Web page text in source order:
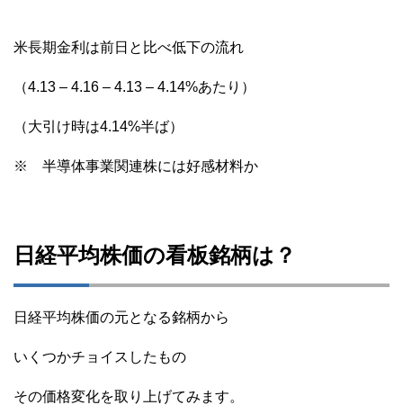
米長期金利は前日と比べ低下の流れ
（4.13 – 4.16 – 4.13 – 4.14%あたり）
（大引け時は4.14%半ば）
※ 半導体事業関連株には好感材料か
日経平均株価の看板銘柄は？
日経平均株価の元となる銘柄から
いくつかチョイスしたもの
その価格変化を取り上げてみます。